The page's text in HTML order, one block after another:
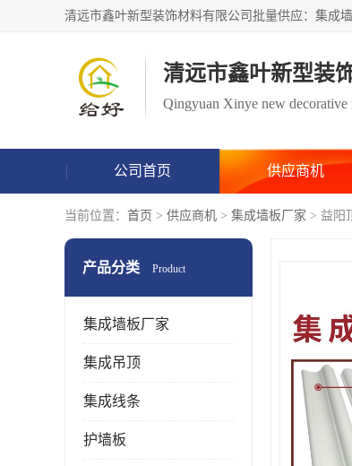
清远市鑫叶新型装
Qingyuan Xinye new decorative
公司首页 供应商机
当前位置： 首页 > 供应商机 > 集成墙板厂家 > 益阳
产品分类 Product
集成墙板厂家
集成吊顶
集成线条
护墙板